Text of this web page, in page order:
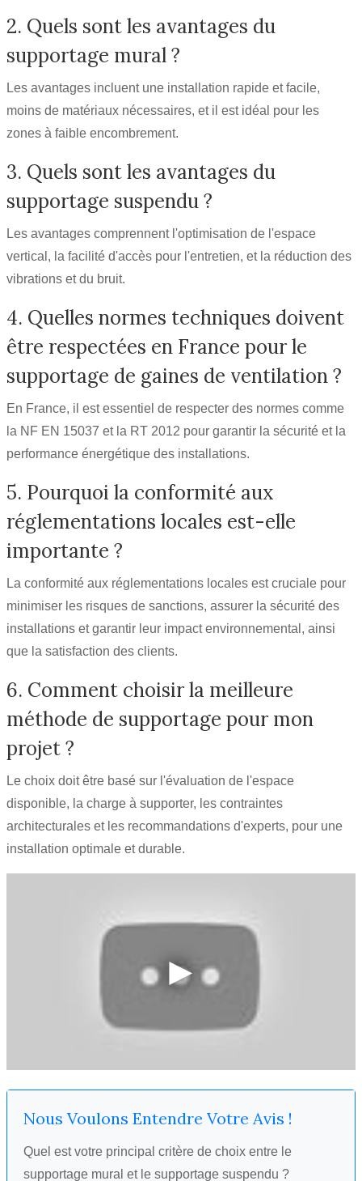
2. Quels sont les avantages du
supportage mural ?
Les avantages incluent une installation rapide et facile,
moins de matériaux nécessaires, et il est idéal pour les
zones à faible encombrement.
3. Quels sont les avantages du
supportage suspendu ?
Les avantages comprennent l'optimisation de l'espace
vertical, la facilité d'accès pour l'entretien, et la réduction des
vibrations et du bruit.
4. Quelles normes techniques doivent
être respectées en France pour le
supportage de gaines de ventilation ?
En France, il est essentiel de respecter des normes comme
la NF EN 15037 et la RT 2012 pour garantir la sécurité et la
performance énergétique des installations.
5. Pourquoi la conformité aux
réglementations locales est-elle
importante ?
La conformité aux réglementations locales est cruciale pour
minimiser les risques de sanctions, assurer la sécurité des
installations et garantir leur impact environnemental, ainsi
que la satisfaction des clients.
6. Comment choisir la meilleure
méthode de supportage pour mon
projet ?
Le choix doit être basé sur l'évaluation de l'espace
disponible, la charge à supporter, les contraintes
architecturales et les recommandations d'experts, pour une
installation optimale et durable.
Nous Voulons Entendre Votre Avis !
Quel est votre principal critère de choix entre le
supportage mural et le supportage suspendu ?